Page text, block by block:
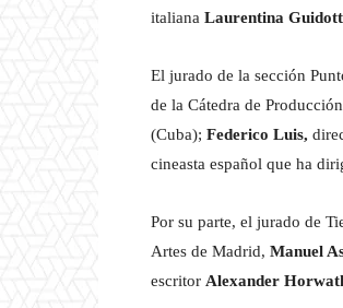
italiana Laurentina
El jurado de la sección
de la Cátedra de
(Cuba); Federico Luis,
cineasta español que ha
Por su parte, el jurado de
Artes de Madrid, Manuel
escritor Alexander